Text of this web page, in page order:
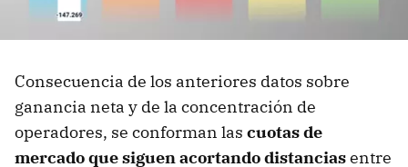
Consecuencia de los anteriores datos sobre
ganancia neta y de la concentración de
operadores, se conforman las cuotas de
mercado que siguen acortando distanciasentre